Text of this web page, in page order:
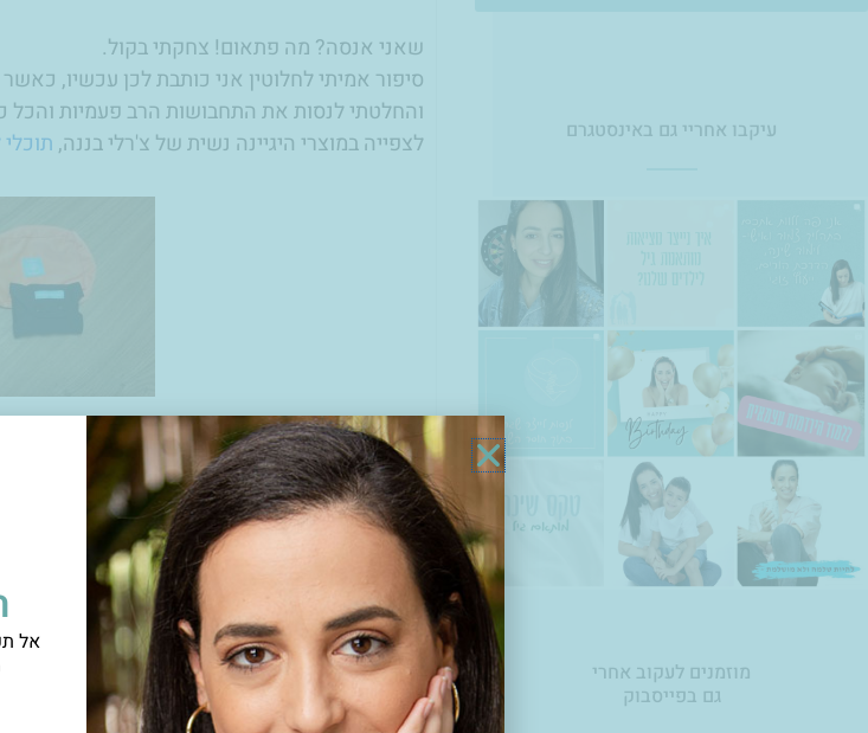
עיקבו אחריי גם באינסטגרם
מוזמנים לעקוב אחרי
גם בפייסבוק
שאני אנסה? מה פתאום! צחקתי בקול.
סיפור אמיתי לחלוטין אני כותבת לכן עכשיו,
והחלטתי לנסות את התחבושות הרב פעמיות והכל
לצפייה במוצרי היגיינה נשית של צ'רלי בננה,
באותו ערב זרקתי את כל החד פעמי.
התחבושות היו כל כך נעימות על הגוף, כל כך
כמובן שמיד נכנסתי שוב לחפש אותם ברשתות
שקראתי פוסט על ערכת התנסות של חיתולים רב
חיתולים רב פעמיים.
אשתף אתכן שאם רק סבתא שלי הייתה בחיים
כיף לאיתי שלי, הבן שלי בן השנתיים וחצי
אל